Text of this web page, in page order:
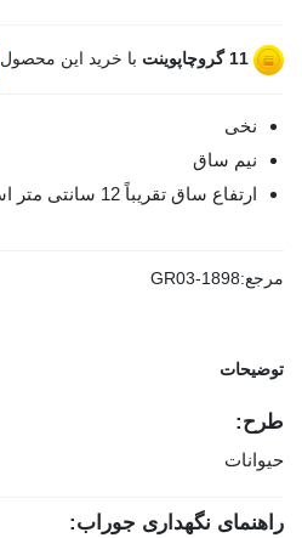
11 گروچاپوینت با خرید این محصول
نخی
نیم ساق
ارتفاع ساق تقریباً 12 سانتی متر است.
مرجع:GR03-1898
توضیحات
طرح:
حیوانات
راهنمای نگهداری جوراب: